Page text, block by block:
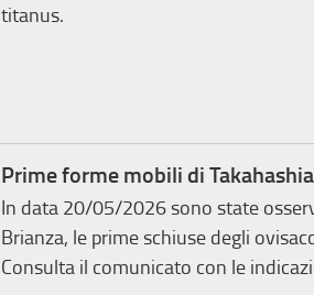
titanus.
Prime forme mobili di
In data 20/05/2026 sono state
Brianza, le prime schiuse degli
Consulta il comunicato con le